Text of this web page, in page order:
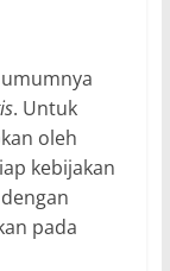
. Untuk
oleh
kebijakan
pada